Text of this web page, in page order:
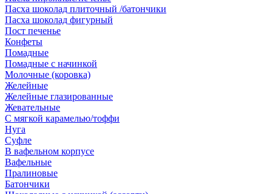
Пасха шоколад плиточный /батончики
Пасха шоколад фигурный
Пост печенье
Конфеты
Помадные
Помадные с начинкой
Молочные (коровка)
Желейные
Желейные глазированные
Жевательные
С мягкой карамелью/тоффи
Нуга
Суфле
В вафельном корпусе
Вафельные
Пралиновые
Батончики